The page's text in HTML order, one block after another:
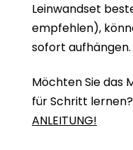
Leinwandset
empfehlen),
sofort aufhängen.
Möchten Sie das
für Schritt lernen?
ANLEITUNG!